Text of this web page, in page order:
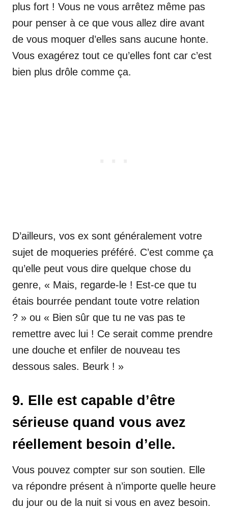
plus fort ! Vous ne vous arrêtez même pas
pour penser à ce que vous allez dire avant
de vous moquer d’elles sans aucune honte.
Vous exagérez tout ce qu’elles font car c’est
bien plus drôle comme ça.
D’ailleurs, vos ex sont généralement votre
sujet de moqueries préféré. C’est comme ça
qu’elle peut vous dire quelque chose du
genre, « Mais, regarde-le ! Est-ce que tu
étais bourrée pendant toute votre relation
? » ou « Bien sûr que tu ne vas pas te
remettre avec lui ! Ce serait comme prendre
une douche et enfiler de nouveau tes
dessous sales. Beurk ! »
9. Elle est capable d’être
sérieuse quand vous avez
réellement besoin d’elle.
Vous pouvez compter sur son soutien. Elle
va répondre présent à n’importe quelle heure
du jour ou de la nuit si vous en avez besoin.